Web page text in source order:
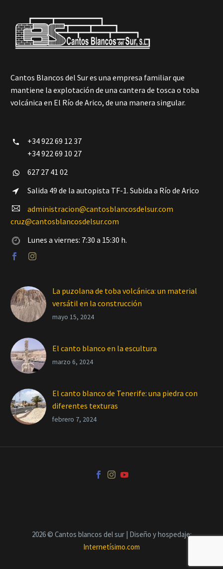
Cantos Blancos del Sur es una empresa familiar que
mantiene la explotación de una cantera de tosca o toba
volcánica en El Río de Arico, de una manera singular.


+34 922 69 12 37
+34 922 69 10 27

 627 27 41 02

 Salida 49 de la autopista TF-1. Subida a Río de Arico


administracion@cantosblancosdelsur.com
cruz@cantosblancosdelsur.com

 Lunes a viernes: 7:30 a 15:30 h.
La puzolana de toba volcánica: un material
versátil en la construcción
mayo 15, 2024
El canto blanco en la escultura
marzo 6, 2024
El canto blanco de Tenerife: una piedra con
diferentes texturas
febrero 7, 2024
2026 © Cantos blancos del sur | Diseño y hospedaje:
Internetísimo.com